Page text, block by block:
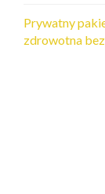
Prywatny
zdrowotna